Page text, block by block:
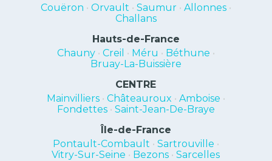
Couëron • Orvault • Saumur• Allonnes•
Challans
Hauts-de-France
Chauny• Creil • Méru • Béthune •
Bruay-La-Buissière
CENTRE
Mainvilliers• Châteauroux • Amboise •
Fondettes• Saint-Jean-De-Braye
Île-de-France
Pontault-Combault • Sartrouville •
Vitry-Sur-Seine • Bezons •Sarcelles